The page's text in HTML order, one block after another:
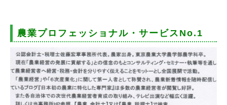
農業プロフェッショナル・サービスNo.1